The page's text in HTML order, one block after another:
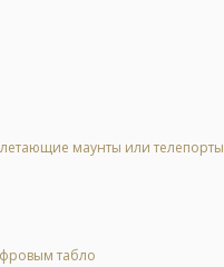
маунты или телепорты
табло